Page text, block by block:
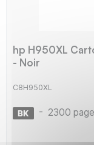
hp H950XL
- Noir
C8H950XL
- 2300